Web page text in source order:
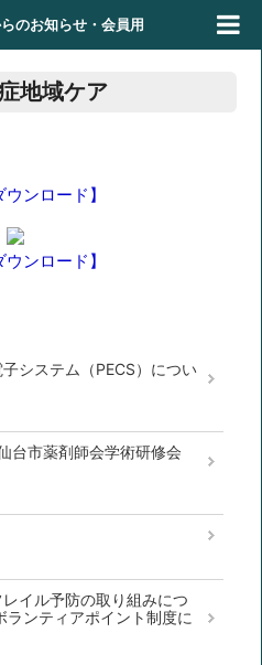
のお知らせ・会員用
地域ケア
ウンロード】
ウンロード】
システム（PECS）につい
台市薬剤師会学術研修会
イル予防の取り組みにつ
ンティアポイント制度に